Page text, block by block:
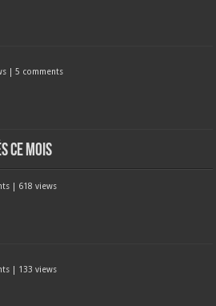
|5 comments
ce mois
| 618 views
| 133 views